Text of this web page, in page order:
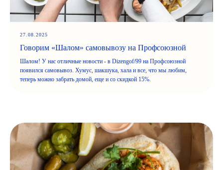
27.08.2025
Говорим «Шалом» самовывозу на Профсоюзной
Шалом! У нас отличные новости - в Dizengof/99 на Профсоюзной
появился самовывоз. Хумус, шакшука, хала и все, что мы любим,
теперь можно забрать домой, еще и со скидкой 15%.